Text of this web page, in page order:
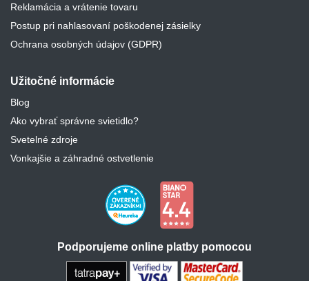
Reklamácia a vrátenie tovaru
Postup pri nahlasovaní poškodenej zásielky
Ochrana osobných údajov (GDPR)
Užitočné informácie
Blog
Ako vybrať správne svietidlo?
Svetelné zdroje
Vonkajšie a záhradné ostvetlenie
Podporujeme online platby pomocou